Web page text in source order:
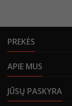
PREKĖS
APIE MUS
JŪSŲ PASKYRA